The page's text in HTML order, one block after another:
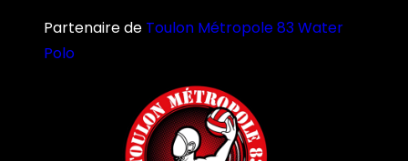
Partenaire de Toulon Métropole 83 Water
Polo